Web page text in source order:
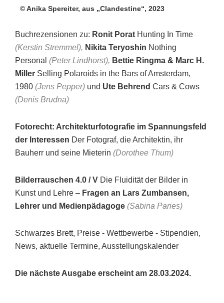
© Anika Spereiter, aus „Clandestine“, 2023
Buchrezensionen zu: Ronit Porat Hunting In Time
(Kerstin Stremmel), Nikita Teryoshin Nothing
Personal (Peter Lindhorst), Bettie Ringma & Marc H.
Miller Selling Polaroids in the Bars of Amsterdam,
1980 (Jens Pepper) und Ute Behrend Cars & Cows
(Denis Brudna)
Fotorecht: Architekturfotografie im Spannungsfeld
der Interessen Der Fotograf, die Architektin, ihr
Bauherr und seine Mieterin (Dorothee Thum)
Bilderrauschen 4.0 / V Die Fluidität der Bilder in
Kunst und Lehre – Fragen an Lars Zumbansen,
Lehrer und Medienpädagoge (Sabina Paries)
Schwarzes Brett, Preise - Wettbewerbe - Stipendien,
News, aktuelle Termine, Ausstellungskalender
Die nächste Ausgabe erscheint am 28.03.2024.